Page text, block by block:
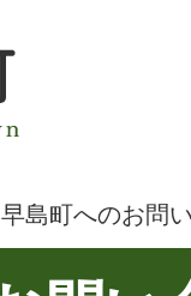
早島町へのお問